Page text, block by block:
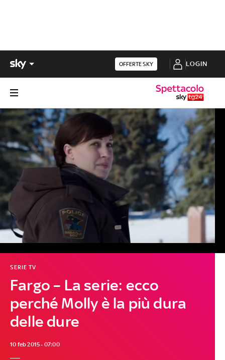
OFFERTE SKY LOGIN
Fargo – La serie: ecco
perché Molly è la più dura
delle dure
SERIE TV
10 feb 2015 - 07:00